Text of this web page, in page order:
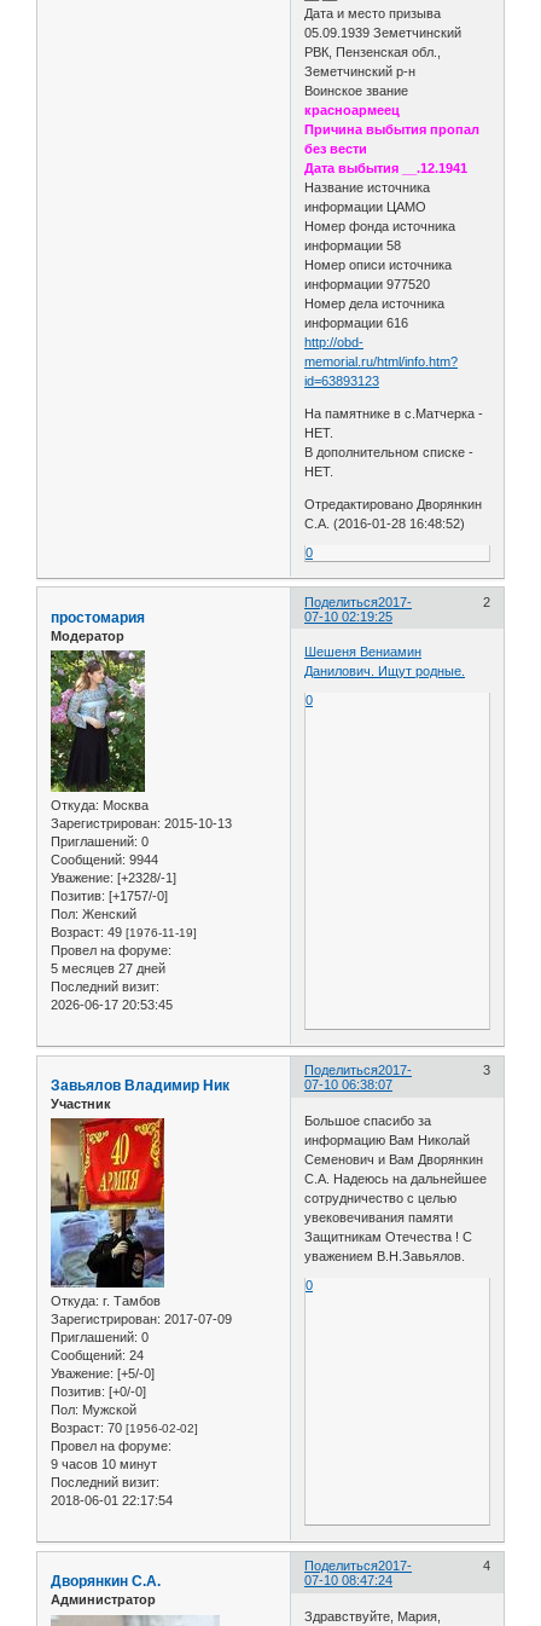
Дата и место призыва
05.09.1939 Земетчинский
РВК, Пензенская обл.,
Земетчинский р-н
Воинское звание
красноармеец
Причина выбытия пропал
без вести
Дата выбытия __.12.1941
Название источника
информации ЦАМО
Номер фонда источника
информации 58
Номер описи источника
информации 977520
Номер дела источника
информации 616
http://obd-
memorial.ru/html/info.htm?
id=63893123
На памятнике в с.Матчерка -
НЕТ.
В дополнительном списке -
НЕТ.
Отредактировано Дворянкин
С.А. (2016-01-28 16:48:52)
0
Поделиться 2
2017-
07-10 02:19:25
простомария
Модератор
Откуда: Москва
Зарегистрирован: 2015-10-13
Приглашений: 0
Сообщений: 9944
Уважение: [+2328/-1]
Позитив: [+1757/-0]
Пол: Женский
Возраст: 49 [1976-11-19]
Провел на форуме:
5 месяцев 27 дней
Последний визит:
2026-06-17 20:53:45
Шешеня Вениамин
Данилович. Ищут родные.
0
Поделиться 3
2017-
07-10 06:38:07
Завьялов Владимир Ник
Участник
Откуда: г. Тамбов
Зарегистрирован: 2017-07-09
Приглашений: 0
Сообщений: 24
Уважение: [+5/-0]
Позитив: [+0/-0]
Пол: Мужской
Возраст: 70 [1956-02-02]
Провел на форуме:
9 часов 10 минут
Последний визит:
2018-06-01 22:17:54
Большое спасибо за
информацию Вам Николай
Семенович и Вам Дворянкин
С.А. Надеюсь на дальнейшее
сотрудничество с целью
увековечивания памяти
Защитникам Отечества ! С
уважением В.Н.Завьялов.
0
Поделиться 4
2017-
07-10 08:47:24
Дворянкин С.А.
Администратор
Здравствуйте, Мария,